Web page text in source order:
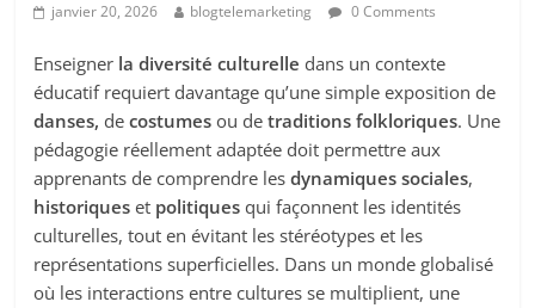
janvier 20, 2026 blogtelemarketing 0 Comments
Enseigner la diversité culturelle dans un contexte
éducatif requiert davantage qu’une simple exposition de
danses, decostumes ou detraditions folkloriques. Une
pédagogie réellement adaptée doit permettre aux
apprenants de comprendre lesdynamiques sociales,
historiques et politiques qui façonnent les identités
culturelles, tout en évitant les stéréotypes et les
représentations superficielles. Dans un monde globalisé
où les interactions entre cultures se multiplient, une